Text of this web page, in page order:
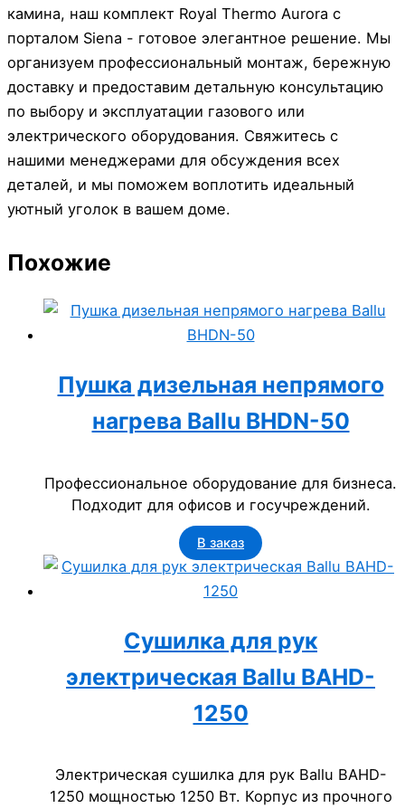
камина, наш комплект Royal Thermo Aurora с
порталом Siena - готовое элегантное решение. Мы
организуем профессиональный монтаж, бережную
доставку и предоставим детальную консультацию
по выбору и эксплуатации газового или
электрического оборудования. Свяжитесь с
нашими менеджерами для обсуждения всех
деталей, и мы поможем воплотить идеальный
уютный уголок в вашем доме.
Похожие
Пушка дизельная непрямого
нагрева Ballu BHDN-50
Профессиональное оборудование для бизнеса.
Подходит для офисов и госучреждений.
В заказ
Сушилка для рук
электрическая Ballu BAHD-
1250
Электрическая сушилка для рук Ballu BAHD-
1250 мощностью 1250 Вт. Корпус из прочного